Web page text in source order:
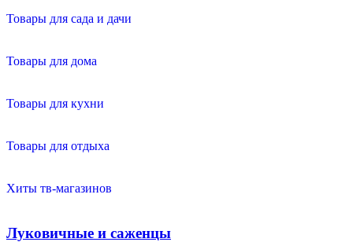
Товары для сада и дачи
Товары для дома
Товары для кухни
Товары для отдыха
Хиты тв-магазинов
Луковичные и саженцы